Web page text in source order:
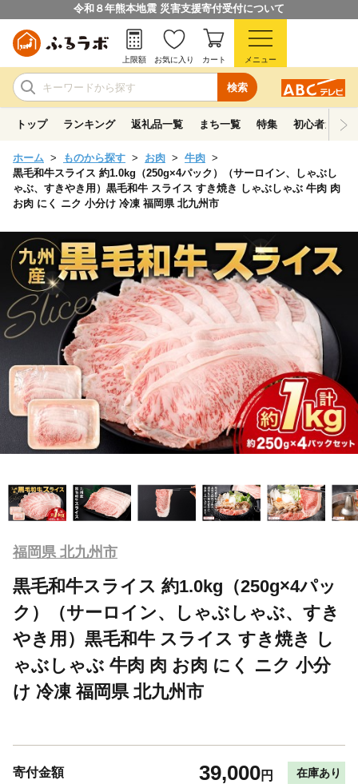
令和８年熊本地震 災害支援寄付受付について
検索
上限額 お気に入り カート メニュー
トップ ランキング 返礼品一覧 まち一覧 特集 初心者ガイド
ホーム ものから探す お肉
牛肉
黒毛和牛スライス 約1.0kg（250g×4パック）（サーロイン、しゃぶし
ゃぶ、すきやき用）黒毛和牛 スライス すき焼き しゃぶしゃぶ 牛肉 肉
お肉 にく ニク 小分け 冷凍 福岡県 北九州市
福岡県 北九州市
黒毛和牛スライス 約1.0kg（250g×4パッ
ク）（サーロイン、しゃぶしゃぶ、すき
やき用）黒毛和牛 スライス すき焼き し
ゃぶしゃぶ 牛肉 肉 お肉 にく ニク 小分
け 冷凍 福岡県 北九州市
寄付金額 39,000円 在庫あり